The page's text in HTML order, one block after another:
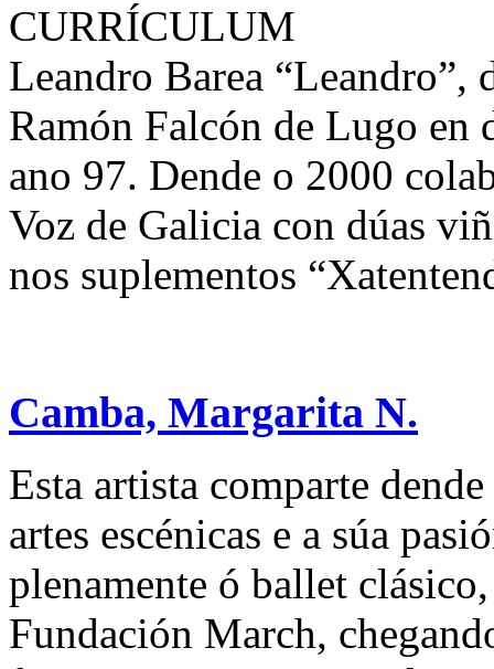
CURRÍCULUM
Leandro Barea “Leandro”,
Ramón Falcón de Lugo en
ano 97. Dende o 2000
Voz de Galicia con dúas
nos suplementos
Camba, Margarita N.
Esta artista comparte
artes escénicas e a súa
plenamente ó ballet
Fundación March,